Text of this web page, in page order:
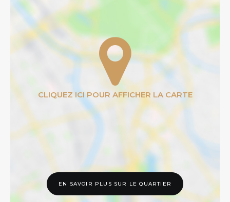
EN SAVOIR PLUS SUR LE QUARTIER